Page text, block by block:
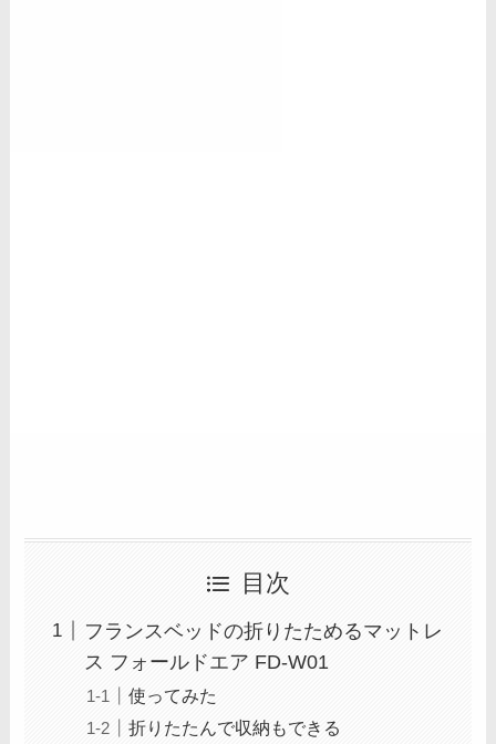
目次
フランスベッドの折りたためるマットレ
ス フォールドエア FD-W01
使ってみた
折りたたんで収納もできる